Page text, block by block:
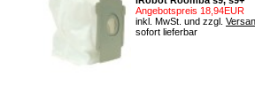
Angebotspreis 18,94EUR
inkl. MwSt. und zzgl.
sofort lieferbar